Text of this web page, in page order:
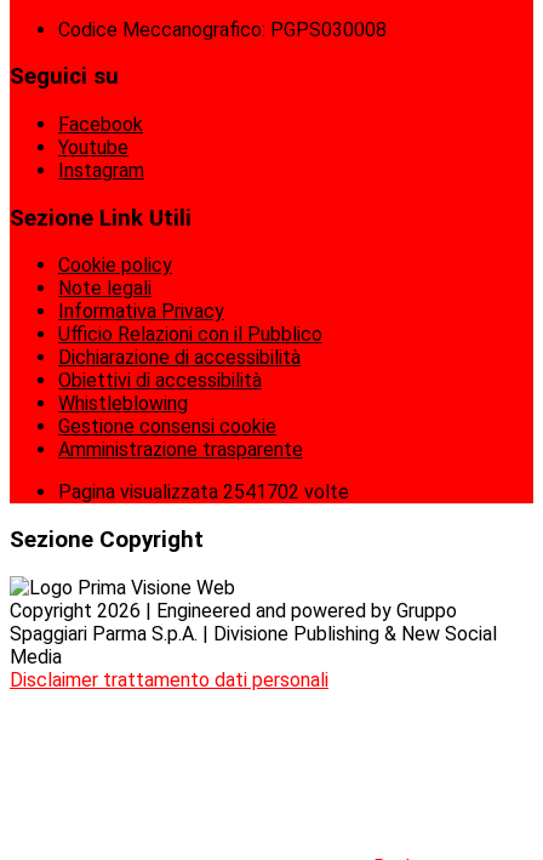
Codice Meccanografico: PGPS030008
Seguici su
Facebook
Youtube
Instagram
Sezione Link Utili
Cookie policy
Note legali
Informativa Privacy
Ufficio Relazioni con il Pubblico
Dichiarazione di accessibilità
Obiettivi di accessibilità
Whistleblowing
Gestione consensi cookie
Amministrazione trasparente
Pagina visualizzata 2541702 volte
Sezione Copyright
Copyright 2026 | Engineered and powered by Gruppo
Spaggiari Parma S.p.A. | Divisione Publishing & New Social
Media
Disclaimer trattamento dati personali